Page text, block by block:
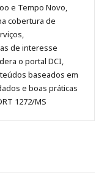
e Tempo Novo,
cobertura de
de interesse
o portal DCI,
baseados em
e boas práticas
1272/MS